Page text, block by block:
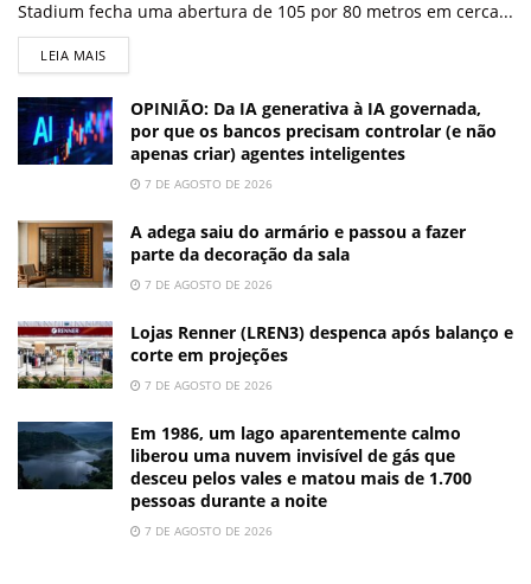
Stadium fecha uma abertura de 105 por 80 metros em cerca...
LEIA MAIS
OPINIÃO: Da IA generativa à IA governada,
por que os bancos precisam controlar (e não
apenas criar) agentes inteligentes
7 DE AGOSTO DE 2026
A adega saiu do armário e passou a fazer
parte da decoração da sala
7 DE AGOSTO DE 2026
Lojas Renner (LREN3) despenca após balanço e
corte em projeções
7 DE AGOSTO DE 2026
Em 1986, um lago aparentemente calmo
liberou uma nuvem invisível de gás que
desceu pelos vales e matou mais de 1.700
pessoas durante a noite
7 DE AGOSTO DE 2026